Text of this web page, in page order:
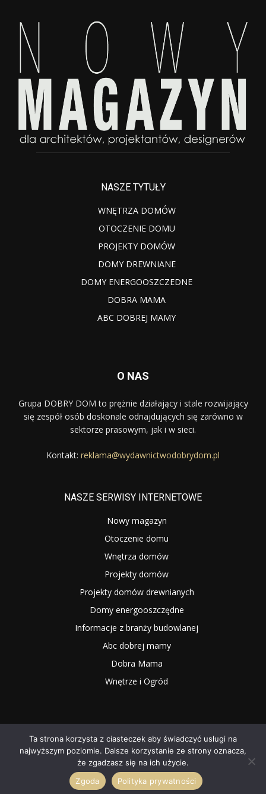
NASZE TYTUŁY
WNĘTRZA DOMÓW
OTOCZENIE DOMU
PROJEKTY DOMÓW
DOMY DREWNIANE
DOMY ENERGOOSZCZEDNE
DOBRA MAMA
ABC DOBREJ MAMY
O NAS
Grupa DOBRY DOM to prężnie działający i stale rozwijający
się zespół osób doskonale odnajdujących się zarówno w
sektorze prasowym, jak i w sieci.
Kontakt: reklama@wydawnictwodobrydom.pl
NASZE SERWISY INTERNETOWE
Nowy magazyn
Otoczenie domu
Wnętrza domów
Projekty domów
Projekty domów drewnianych
Domy energooszczędne
Informacje z branży budowlanej
Abc dobrej mamy
Dobra Mama
Wnętrze i Ogród
2025 NOWYMAGAZYN.PL
O NAS Współpraca Redakcja Kontakt
Ta strona korzysta z ciasteczek aby świadczyć usługi na
najwyższym poziomie. Dalsze korzystanie ze strony oznacza,
że zgadzasz się na ich użycie.
Zgoda
Polityka prywatności